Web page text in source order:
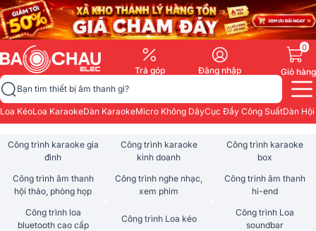
Trả góp Đăng nhập
0
Giỏ hàng
Bạn tìm thiết bị âm thanh gì?
Loa KéoLoa KaraokeDàn KaraokeMicro Không DâyCục Đẩy Công SuấtDàn
Công trình karaoke gia
đình
Công trình karaoke
kinh doanh
Công trình karaoke
box
Công trình âm thanh
hội thảo, phòng họp
Công trình nghe nhạc,
xem phim
Công trình âm thanh
hi-end
Công trình loa
bluetooth cao cấp
Công trình Loa kéo
Công trình Loa
soundbar